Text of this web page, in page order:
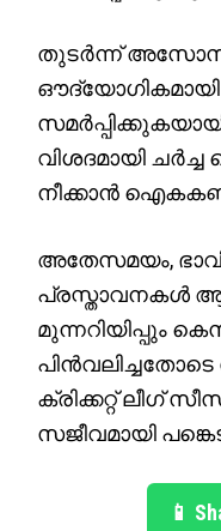
തുടർന്ന്
ഔദ്യോഗികമായി
വിശദമായി
നീക്കാൻ
അതേസമയം,
പ്രസ്താവനകൾ
മുന്നറിയിപ്പും
പിൻവലിച്ചതോടെ
ക്രിക്കറ്റ് ലീഗ്
സജീവമായി
📱